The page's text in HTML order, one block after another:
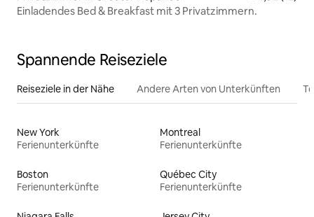
Einladendes Bed & Breakfast mit 3 Privatzimmern.
Spannende Reiseziele
Reiseziele in der Nähe Andere Arten von Unterkünften
New York
Ferienunterkünfte
Montreal
Ferienunterkünfte
Boston
Ferienunterkünfte
Québec City
Ferienunterkünfte